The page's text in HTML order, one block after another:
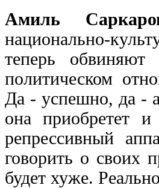
Амиль
национально-
теперь
политическом
Да - успешно, да -
она приобретет и
репрессивный
говорить о своих
будет хуже.